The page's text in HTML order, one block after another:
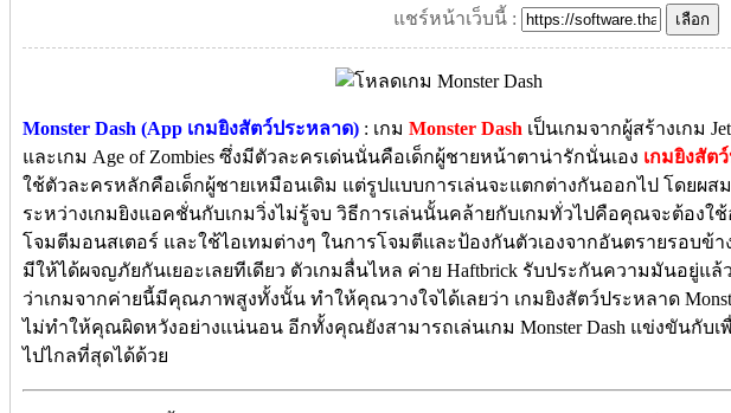
แชร์หน้าเว็บนี้ :
Monster Dash (App เกมยิงสัตว์ประหลาด) : เกม Monster Dash เป็นเกมจากผู้สร้างเกม
และเกม Age of Zombies ซึ่งมีตัวละครเด่นนั่นคือเด็กผู้ชายหน้าตาน่ารักนั่นเอง เกมยิงสัต
ใช้ตัวละครหลักคือเด็กผู้ชายเหมือนเดิม แต่รูปแบบการเล่นจะแตกต่างกันออกไป โดยผส
ระหว่างเกมยิงแอคชั่นกับเกมวิ่งไม่รู้จบ วิธีการเล่นนั้นคล้ายกับเกมทั่วไปคือคุณจะต้องใ
โจมตีมอนสเตอร์ และใช้ไอเทมต่างๆ ในการโจมตีและป้องกันตัวเองจากอันตรายรอบข้
มีให้ได้ผจญภัยกันเยอะเลยทีเดียว ตัวเกมลื่นไหล ค่าย Haftbrick รับประกันความมันอยู่แล้
ว่าเกมจากค่ายนี้มีคุณภาพสูงทั้งนั้น ทำให้คุณวางใจได้เลยว่า เกมยิงสัตว์ประหลาด
ไม่ทำให้คุณผิดหวังอย่างแน่นอน อีกทั้งคุณยังสามารถเล่นเกม Monster Dash แข่งขันกับเ
ไปไกลที่สุดได้ด้วย